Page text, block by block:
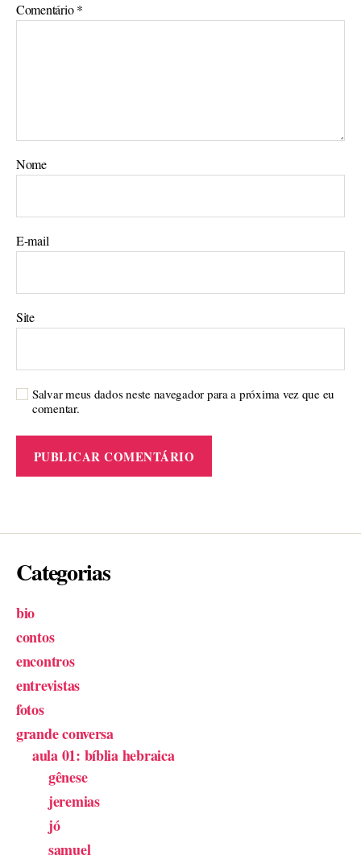
Comentário*
Nome
E-mail
Site
Salvar meus dados neste navegador para a próxima vez que eu
comentar.
Categorias
bio
contos
encontros
entrevistas
fotos
grande conversa
aula 01: bíblia hebraica
gênese
jeremias
jó
samuel